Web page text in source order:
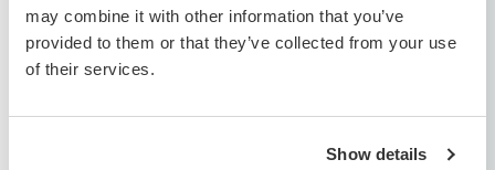
may combine it with other information that you’ve
provided to them or that they’ve collected from your use
of their services.
Show details
Cuando hayas terminado de editar tu formulario de
Leads, haz clic en